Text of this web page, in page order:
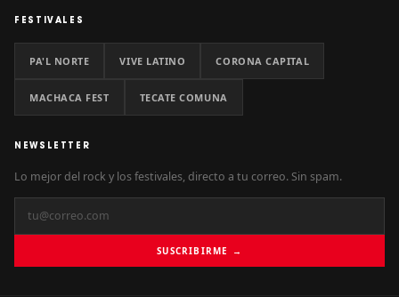
FESTIVALES
PA'L NORTE VIVE LATINO CORONA CAPITAL
MACHACA FEST TECATE COMUNA
NEWSLETTER
Lo mejor del rock y los festivales, directo a tu correo. Sin spam.
SUSCRIBIRME →